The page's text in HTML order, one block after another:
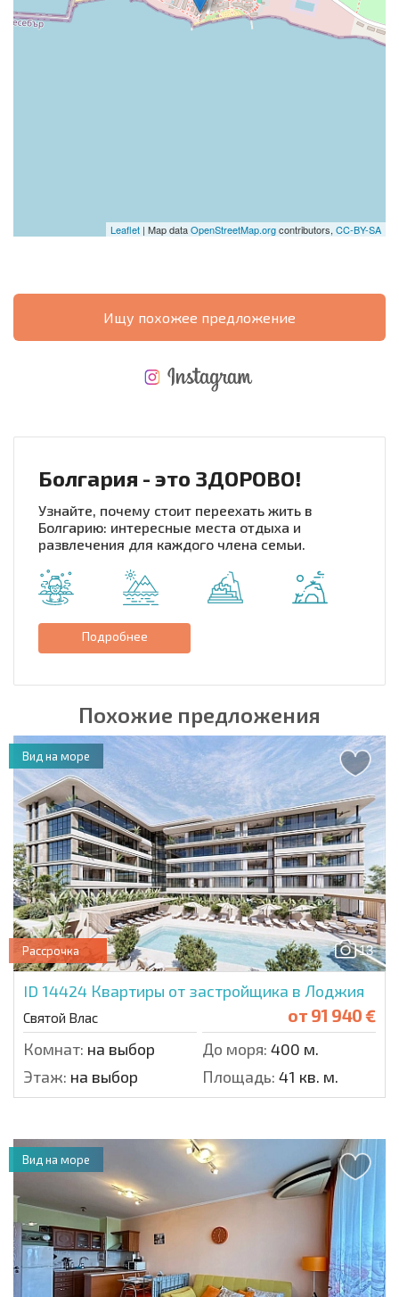
Leaflet | Map dataOpenStreetMap.orgcontributors, CC-BY-SA
Ищу похожее предложение
Болгария - это ЗДОРОВО!
Узнайте, почему стоит переехать жить в
Болгарию: интересные места отдыха и
развлечения для каждого члена семьи.
Подробнее
Похожие предложения
13
Рассрочка
ID 14424 Квартиры от застройщика в Лоджия
Святой Влас от 91 940 €
Комнат: на выбор До моря: 400 м.
Этаж: на выбор Площадь: 41 кв. м.
Вид на море
Вид на море